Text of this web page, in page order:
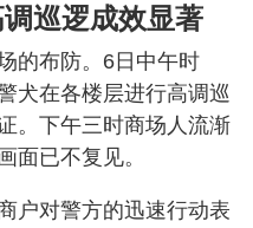
巡逻成效显著
的布防。6日中午时
犬在各楼层进行高调巡
。下午三时商场人流渐
面已不复见。
户对警方的迅速行动表